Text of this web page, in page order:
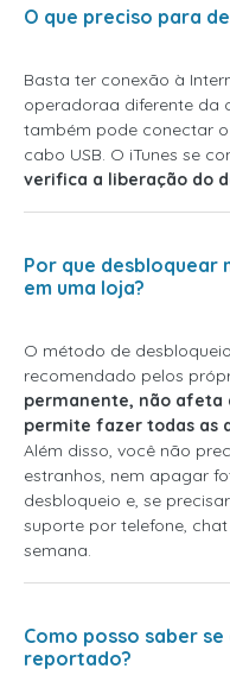
O que preciso para
Basta ter conexão à
operadoraa diferente da
também pode conectar
cabo USB. O iTunes se
verifica a liberação do
Por que desbloquear
em uma loja?
O método de
recomendado pelos
permanente, não
permite fazer todas as
Além disso, você não
estranhos, nem apagar
desbloqueio e, se
suporte por telefone,
semana.
Como posso saber
reportado?